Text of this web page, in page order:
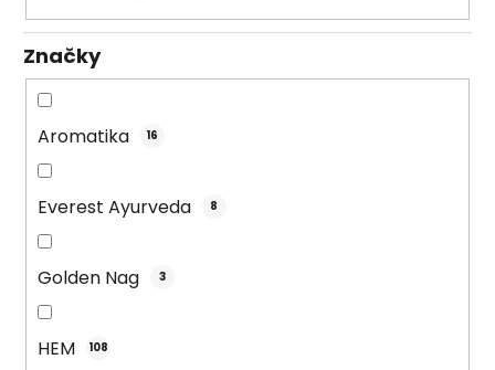
oZnačky
Aromatika 16
Everest Ayurveda 8
Golden Nag 3
HEM 108